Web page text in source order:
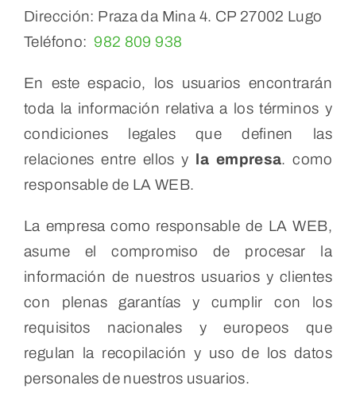
Dirección: Praza da Mina 4. CP 27002 Lugo
Teléfono: 982 809 938
En este espacio, los usuarios encontrarán
toda la información relativa a los términos y
condiciones legales que definen las
relaciones entre ellos y la empresa. como
responsable de LA WEB.
La empresa como responsable de LA WEB,
asume el compromiso de procesar la
información de nuestros usuarios y clientes
con plenas garantías y cumplir con los
requisitos nacionales y europeos que
regulan la recopilación y uso de los datos
personales de nuestros usuarios.